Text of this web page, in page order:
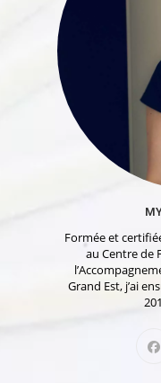
Formée et
au Centre de
Grand Est, j’ai